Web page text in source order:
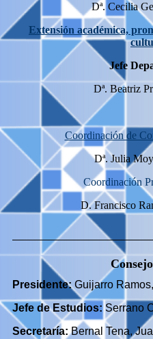
Dª. Cecilia
Extensión académica,
Jefe
Dª. Beatriz
Coordinación de
Dª. Julia
Coordinación
D. Francisco
Presidente: Guijarro
Jefe de Estudios: Serrano
Secretaría: Bernal Tena,